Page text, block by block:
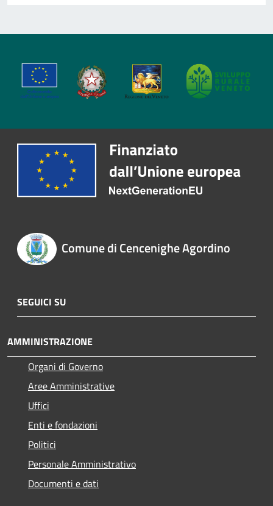
Comune di Cencenighe Agordino
SEGUICI SU
AMMINISTRAZIONE
Organi di Governo
Aree Amministrative
Uffici
Enti e fondazioni
Politici
Personale Amministrativo
Documenti e dati